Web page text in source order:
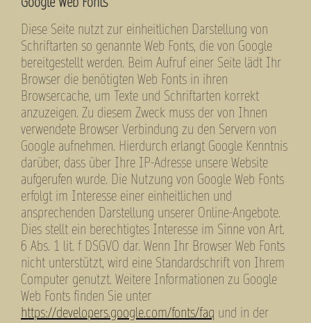
Google Web Fonts
Diese Seite nutzt zur einheitlichen Darstellung von
Schriftarten so genannte Web Fonts, die von Google
bereitgestellt werden. Beim Aufruf einer Seite lädt Ihr
Browser die benötigten Web Fonts in ihren
Browsercache, um Texte und Schriftarten korrekt
anzuzeigen. Zu diesem Zweck muss der von Ihnen
verwendete Browser Verbindung zu den Servern von
Google aufnehmen. Hierdurch erlangt Google Kenntnis
darüber, dass über Ihre IP-Adresse unsere Website
aufgerufen wurde. Die Nutzung von Google Web Fonts
erfolgt im Interesse einer einheitlichen und
ansprechenden Darstellung unserer Online-Angebote.
Dies stellt ein berechtigtes Interesse im Sinne von Art.
6 Abs. 1 lit. f DSGVO dar. Wenn Ihr Browser Web Fonts
nicht unterstützt, wird eine Standardschrift von Ihrem
Computer genutzt. Weitere Informationen zu Google
Web Fonts finden Sie unter
https://developers.google.com/fonts/faq und in der